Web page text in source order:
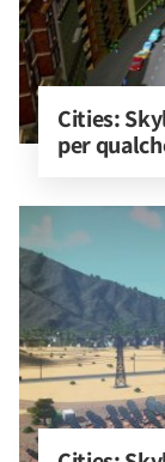
Cities:
per